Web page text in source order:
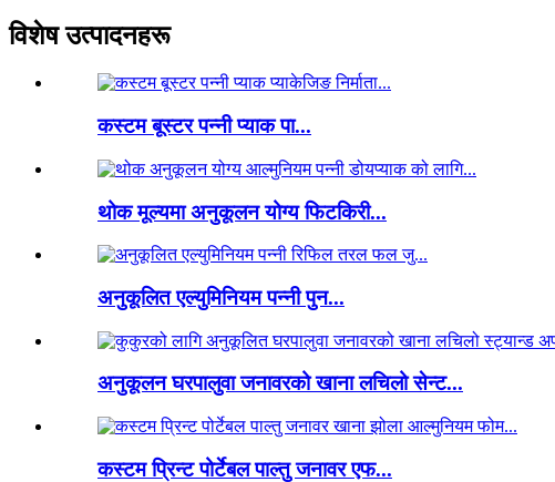
विशेष उत्पादनहरू
कस्टम बूस्टर पन्नी प्याक पा...
थोक मूल्यमा अनुकूलन योग्य फिटकिरी...
अनुकूलित एल्युमिनियम पन्नी पुन...
अनुकूलन घरपालुवा जनावरको खाना लचिलो सेन्ट...
कस्टम प्रिन्ट पोर्टेबल पाल्तु जनावर एफ...